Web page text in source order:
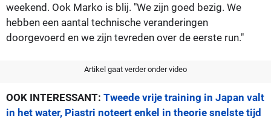
weekend. Ook Marko is blij. "We zijn goed bezig. We
hebben een aantal technische veranderingen
doorgevoerd en we zijn tevreden over de eerste run."
Artikel gaat verder onder video
OOK INTERESSANT: Tweede vrije training in Japan valt
in het water, Piastri noteert enkel in theorie snelste tijd